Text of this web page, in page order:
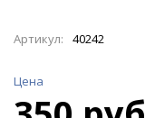
Артикул: 40242
Цена